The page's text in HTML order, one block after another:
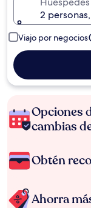
2
Viajo por negocios
Opciones
cambias
Obtén
Ahorra